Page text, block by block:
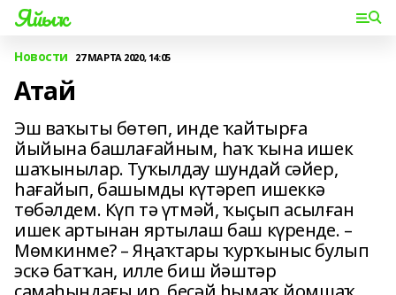
Яйыҡ
Новости 27 МАРТА 2020, 14:05
Атай
Эш ваҡыты бөтөп, инде ҡайтырға
йыйына башлағайным, һаҡ ҡына ишек
шаҡынылар. Туҡылдау шундай сәйер,
һағайып, башымды күтәреп ишеккә
төбәлдем. Күп тә үтмәй, ҡыҫып асылған
ишек артынан яртылаш баш күренде. –
Мөмкинме? – Яңаҡтары ҡурҡыныс булып
эскә батҡан, илле биш йәштәр